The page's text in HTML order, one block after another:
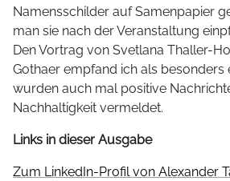
Namensschilder auf Samenpapier
man sie nach der Veranstaltung
Den Vortrag von Svetlana Thaller-
Gothaer empfand ich als besonders
wurden auch mal positive
Nachhaltigkeit vermeldet.
Links in dieser Ausgabe
Zum LinkedIn-Profil von Alexander